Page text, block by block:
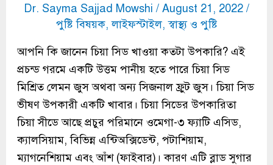
Dr. Sayma Sajjad Mowshi / August 21, 2022 /
পুষ্টি বিষয়ক,লাইফস্টাইল,স্বাস্থ্য ও পুষ্টি
আপনি কি জানেন চিয়া সিড খাওয়া কতটা উপকারি? এই
প্রচন্ড গরমে একটি উত্তম পানীয় হতে পারে চিয়া সিড
মিশ্রিত লেমন জুস অথবা অন্য সিজনাল ফ্রুট জুস। চিয়া সিড
ভীষণ উপকারী একটি খাবার। চিয়া সিডের উপকারিতা
চিয়া সীডে আছে প্রচুর পরিমানে ওমেগা-৩ ফ্যাটি এসিড,
ক্যালসিয়াম, বিভিন্ন এন্টিঅক্সিডেন্ট, পটাশিয়াম,
ম্যাগনেশিয়াম এবং আঁশ (ফাইবার)। কারণ এটি ব্লাড সুগার
উপকারি?